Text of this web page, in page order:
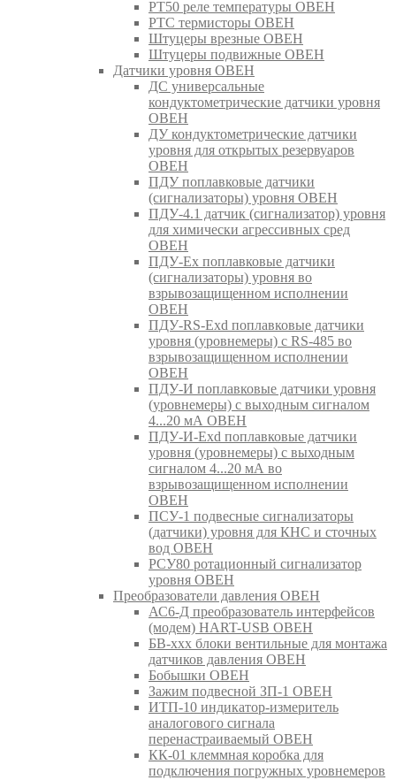
РТ50 реле температуры ОВЕН
РТС термисторы ОВЕН
Штуцеры врезные ОВЕН
Штуцеры подвижные ОВЕН
Датчики уровня ОВЕН
ДС универсальные
кондуктометрические датчики уровня
ОВЕН
ДУ кондуктометрические датчики
уровня для открытых резервуаров
ОВЕН
ПДУ поплавковые датчики
(сигнализаторы) уровня ОВЕН
ПДУ-4.1 датчик (сигнализатор) уровня
для химически агрессивных сред
ОВЕН
ПДУ-Ex поплавковые датчики
(сигнализаторы) уровня во
взрывозащищенном исполнении
ОВЕН
ПДУ-RS-Exd поплавковые датчики
уровня (уровнемеры) с RS-485 во
взрывозащищенном исполнении
ОВЕН
ПДУ-И поплавковые датчики уровня
(уровнемеры) с выходным сигналом
4...20 мА ОВЕН
ПДУ-И-Exd поплавковые датчики
уровня (уровнемеры) с выходным
сигналом 4...20 мА во
взрывозащищенном исполнении
ОВЕН
ПСУ-1 подвесные сигнализаторы
(датчики) уровня для КНС и сточных
вод ОВЕН
РСУ80 ротационный сигнализатор
уровня ОВЕН
Преобразователи давления ОВЕН
АС6-Д преобразователь интерфейсов
(модем) HART-USB ОВЕН
БВ-ххх блоки вентильные для монтажа
датчиков давления ОВЕН
Бобышки ОВЕН
Зажим подвесной ЗП-1 ОВЕН
ИТП-10 индикатор-измеритель
аналогового сигнала
перенастраиваемый ОВЕН
КК-01 клеммная коробка для
подключения погружных уровнемеров